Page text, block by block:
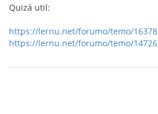
Quizá util:
https://lernu.net/forumo/temo/16378
https://lernu.net/forumo/temo/14726